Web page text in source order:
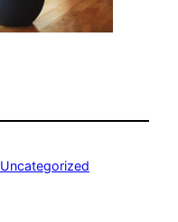
Uncategorized